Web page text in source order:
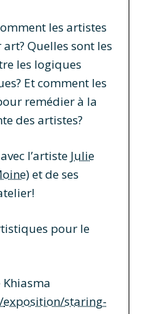
les artistes
Quelles sont les
les logiques
Et comment les
remédier à la
des artistes?
l’artiste Julie
) et de ses
pour le
Khiasma
exposition/staring-